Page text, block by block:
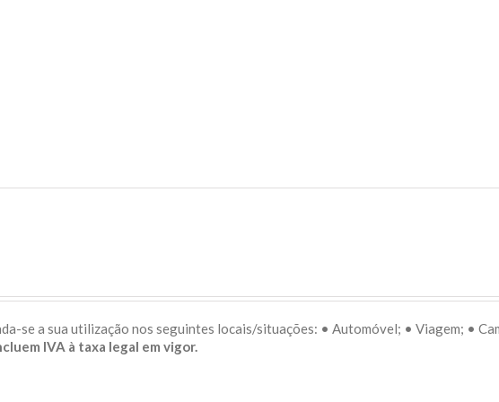
se a sua utilização nos seguintes locais/situações: • Automóvel; • Viagem; •
IVA à taxa legal em vigor.